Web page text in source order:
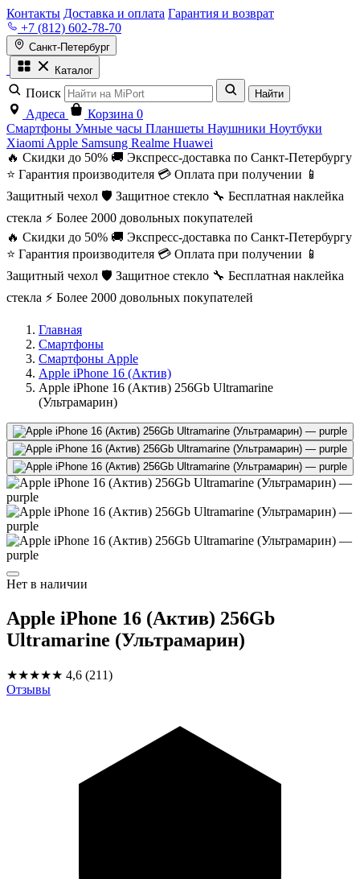
Контакты Доставка и оплата Гарантия и возврат
+7 (812) 602-78-70
Санкт-Петербург
Каталог
Поиск Найти
Адреса Корзина 0
Смартфоны Умные часы Планшеты Наушники Ноутбуки
Xiaomi Apple Samsung Realme Huawei
🔥 Скидки до 50% 🚚 Экспресс-доставка по Санкт-Петербургу
⭐ Гарантия производителя 💳 Оплата при получении 📱
Защитный чехол 🛡️ Защитное стекло 🔧 Бесплатная наклейка
стекла ⚡ Более 2000 довольных покупателей
🔥 Скидки до 50% 🚚 Экспресс-доставка по Санкт-Петербургу
⭐ Гарантия производителя 💳 Оплата при получении 📱
Защитный чехол 🛡️ Защитное стекло 🔧 Бесплатная наклейка
стекла ⚡ Более 2000 довольных покупателей
Главная
Смартфоны
Смартфоны Apple
Apple iPhone 16 (Актив)
Apple iPhone 16 (Актив) 256Gb Ultramarine
(Ультрамарин)
Нет в наличии
Apple iPhone 16 (Актив) 256Gb
Ultramarine (Ультрамарин)
★★★★★ 4,6 (211)
Отзывы